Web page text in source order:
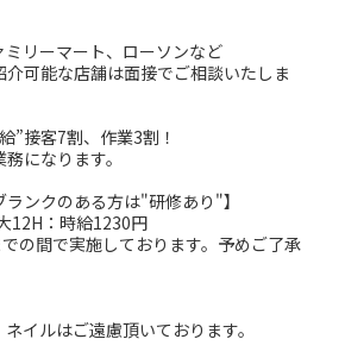
リーマート、ローソンなど
可能な店舗は面接でご相談いたしま
”接客7割、作業3割！
になります。
ランクのある方は"研修あり"】
12H：時給1230円
の間で実施しております。予めご了承
イルはご遠慮頂いております。